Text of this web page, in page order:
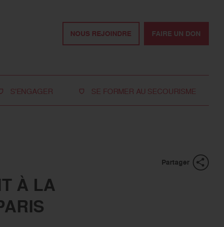
NOUS REJOINDRE FAIRE UN DON
S'ENGAGER
Travailler avec nous
Tous les moyens de
SE FORMER AU SECOURISME
Partager
À LA